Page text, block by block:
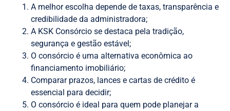
A melhor escolha depende de taxas, transparência e
credibilidade da administradora;
A KSK Consórcio se destaca pela tradição,
segurança e gestão estável;
O consórcio é uma alternativa econômica ao
financiamento imobiliário;
Comparar prazos, lances e cartas de crédito é
essencial para decidir;
O consórcio é ideal para quem pode planejar a